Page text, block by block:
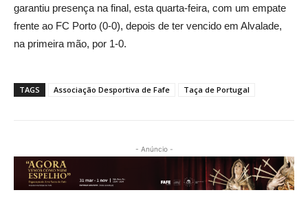
garantiu presença na final, esta quarta-feira, com um empate
frente ao FC Porto (0-0), depois de ter vencido em Alvalade,
na primeira mão, por 1-0.
TAGS Associação Desportiva de Fafe Taça de Portugal
- Anúncio -